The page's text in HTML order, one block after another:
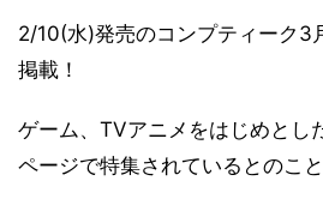
2/10(水)発売のコンプティーク3
掲載！
ゲーム、TVアニメをはじめとし
ページで特集されているとのこと